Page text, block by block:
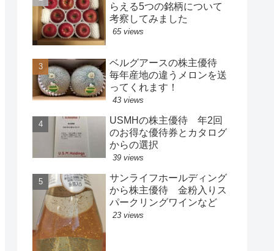
らえる5つの銘柄について
考察してみました
65 views
ベルグアースの株主優待
毎年産地の違うメロンを送
ってくれます！
43 views
USMHの株主優待 年2回
のお得な優待券とカタログ
からの選択
39 views
サンライフホールディング
から株主優待 金粉入りス
パークリングワインなど
23 views